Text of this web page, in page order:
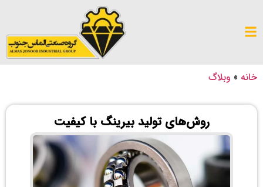
خانه » وبلاگ
روش‌های تولید بیرینگ با کیفیت